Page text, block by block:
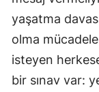
yaşatma
olma
isteyen
bir sınav var: